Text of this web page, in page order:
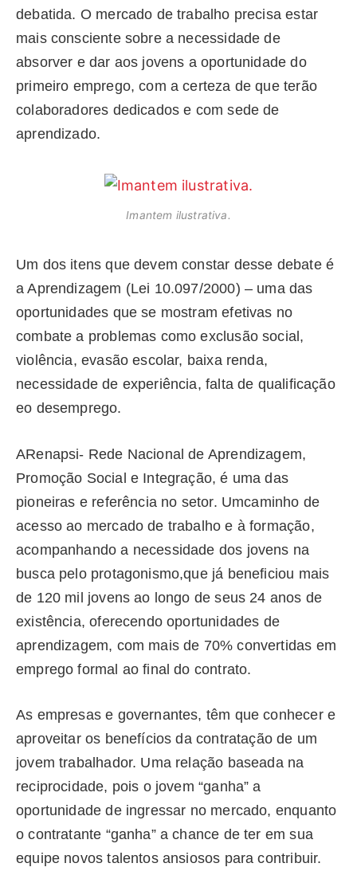
debatida. O mercado de trabalho precisa estar
mais consciente sobre a necessidade de
absorver e dar aos jovens a oportunidade do
primeiro emprego, com a certeza de que terão
colaboradores dedicados e com sede de
aprendizado.
Imantem ilustrativa.
Um dos itens que devem constar desse debate é
a Aprendizagem (Lei 10.097/2000) – uma das
oportunidades que se mostram efetivas no
combate a problemas como exclusão social,
violência, evasão escolar, baixa renda,
necessidade de experiência, falta de qualificação
eo desemprego.
ARenapsi- Rede Nacional de Aprendizagem,
Promoção Social e Integração, é uma das
pioneiras e referência no setor. Umcaminho de
acesso ao mercado de trabalho e à formação,
acompanhando a necessidade dos jovens na
busca pelo protagonismo,que já beneficiou mais
de 120 mil jovens ao longo de seus 24 anos de
existência, oferecendo oportunidades de
aprendizagem, com mais de 70% convertidas em
emprego formal ao final do contrato.
As empresas e governantes, têm que conhecer e
aproveitar os benefícios da contratação de um
jovem trabalhador. Uma relação baseada na
reciprocidade, pois o jovem “ganha” a
oportunidade de ingressar no mercado, enquanto
o contratante “ganha” a chance de ter em sua
equipe novos talentos ansiosos para contribuir.